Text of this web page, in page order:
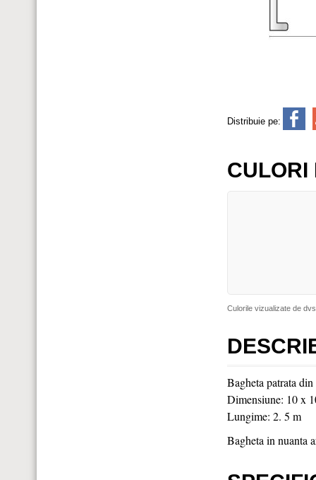
Distribuie pe:
CULORI
Culorile vizualizate de
Bagheta patrata
Dimensiune: 10 x
Lungime: 2. 5 m
Bagheta in nuanta